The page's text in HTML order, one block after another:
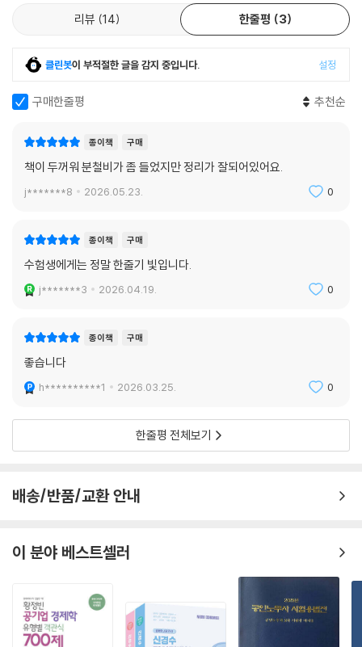
리뷰 14 한줄평 3
클린봇이 부적절한 글을 감지 중입니다. 설정
구매한줄평 추천순
종이책 구매
책이 두꺼워 분철비가 좀 들었지만 정리가 잘되어있어요.
j*******8 2026.05.23. 0
종이책 구매
수험생에게는 정말 한줄기 빛입니다.
j*******3 2026.04.19. 0
종이책 구매
좋습니다
h**********1 2026.03.25. 0
한줄평 전체보기
배송/반품/교환 안내
이 분야 베스트셀러